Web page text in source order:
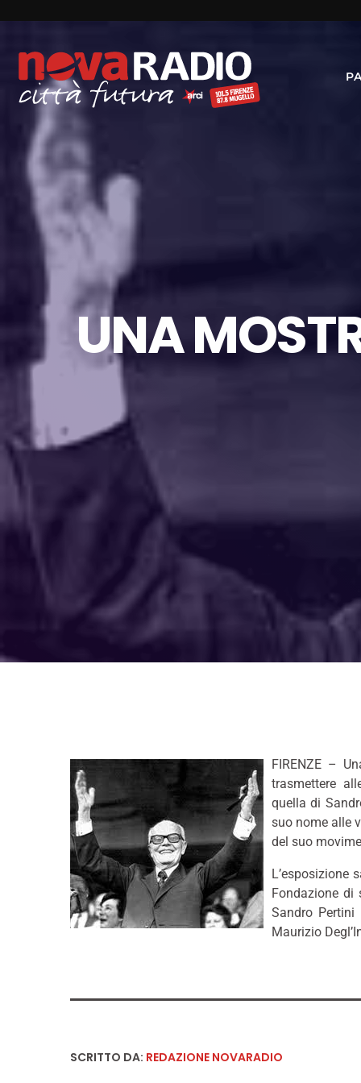
UNA
FIRENZE –
trasmettere
quella di
suo nome alle
del suo
L’esposizione
Fondazione di
Sandro
Maurizio
SCRITTO DA: REDAZIONE NOVARADIO